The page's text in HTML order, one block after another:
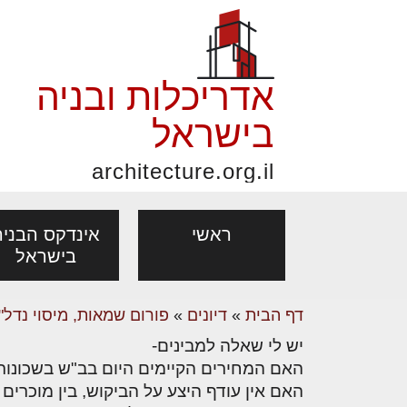
אדריכלות ובניה
בישראל
architecture.org.il
ראשי
אינדקס
בישראל
מקצועות
אדריכלות: פרוגרמות,
מחקר ועיון
בנייה
ועסקאות
עיצוב
פורום אדריכלות, תכנון
ובניה
יעוץ מקצועי לבונים, למשפצים
דף הבית » דיונים » פורום שמאות, מיסוי
יש לי שאלה למבינים-
האם המחירים הקיימים היום בב"ש
האם אין עודף היצע על הביקוש, בין מוכרים